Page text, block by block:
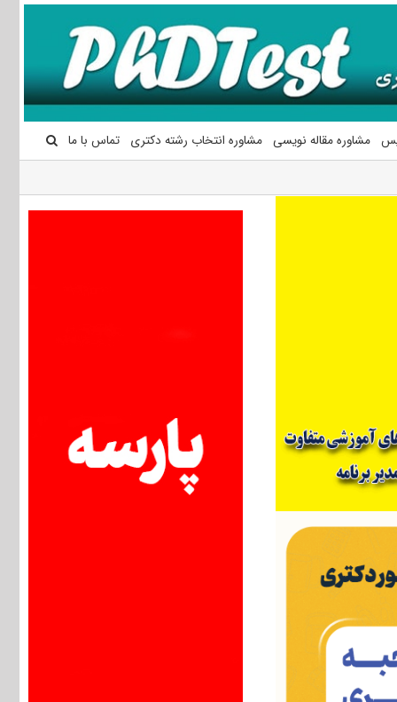
مشاوره مقاله نویسی مشاوره انتخاب رشته دکتری تماس با ما